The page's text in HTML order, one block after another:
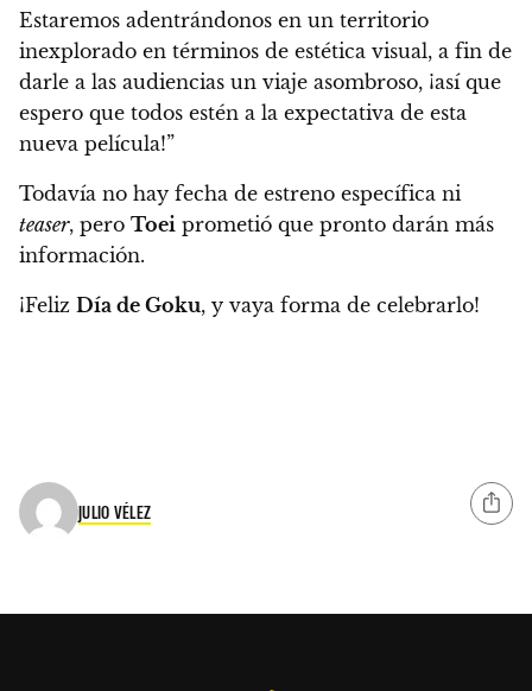
Estaremos adentrándonos en un territorio
inexplorado en términos de estética visual, a fin de
darle a las audiencias un viaje asombroso, ¡así que
espero que todos estén a la expectativa de esta
nueva película!”
Todavía no hay fecha de estreno específica ni
teaser, pero Toei prometió que pronto darán más
información.
¡Feliz Día de Goku, y vaya forma de celebrarlo!
JULIO VÉLEZ